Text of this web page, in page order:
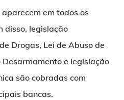
em todos os
disso, legislação
Drogas, Lei de Abuso de
e legislação
são cobradas com
bancas.